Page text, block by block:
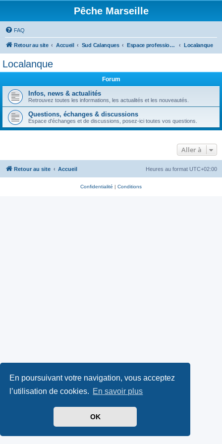
En poursuivant votre navigation, vous acceptez
l’utilisation de cookies. En savoir plus
OK
Pêche Marseille
FAQ
Retour au site Accueil Sud Calanques Espace professionnel Localanque
Localanque
Forum
Infos, news & actualités
Retrouvez toutes les informations, les actualités et les nouveautés.
Questions, échanges & discussions
Espace d'échanges et de discussions, posez-ici toutes vos questions.
Aller à
Retour au site Accueil Heures au format UTC+02:00
Confidentialité | Conditions